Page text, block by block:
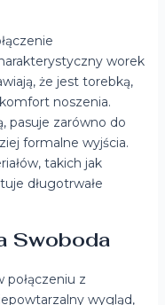
worek
że jest torebką,
noszenia.
pasuje zarówno do
formalne wyjścia.
takich jak
długotrwałe
Swoboda
połączeniu z
wygląd,